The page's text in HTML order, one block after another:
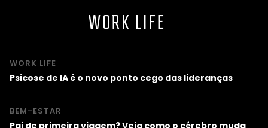
WORK LIFE
WORK LIFE
Psicose de IA é o novo ponto cego das lideranças
BEM-ESTAR
Pai de primeira viagem? Veja como o cérebro muda